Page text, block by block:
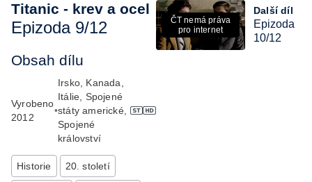
Titanic - krev a ocel
Epizoda 9/12
Obsah dílu
Vyrobeno
2012
•
Irsko, Kanada,
Itálie, Spojené
státy americké,
Spojené
království
Historie 20. století
ČT nemá práva
pro internet
Další díl
Epizoda
10/12